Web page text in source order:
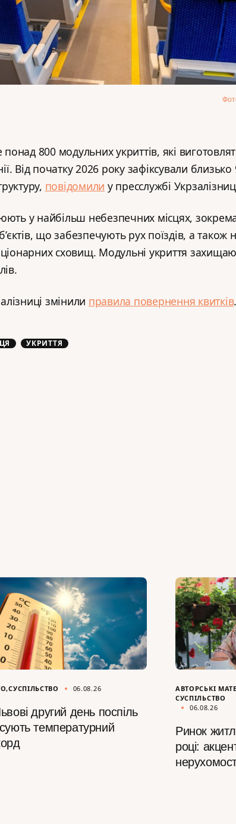
800 модульних укриттів, які
Від початку 2026 року зафіксували близько
повідомили у пресслужбі
у найбільш небезпечних місцях,
що забезпечують рух поїздів, а також
сховищ. Модульні укриття
змінили правила повернення квитків.
УКРИТТЯ
СУСПІЛЬСТВО 06.08.26
другий день поспіль
температурний
АВТОРСЬКІ
СУСПІЛЬСТВО
06.08.26
Ринок
році: